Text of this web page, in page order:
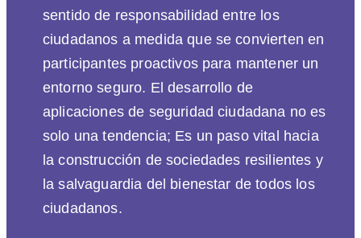
sentido de responsabilidad entre los
ciudadanos a medida que se convierten en
participantes proactivos para mantener un
entorno seguro. El desarrollo de
aplicaciones de seguridad ciudadana no es
solo una tendencia; Es un paso vital hacia
la construcción de sociedades resilientes y
la salvaguardia del bienestar de todos los
ciudadanos.